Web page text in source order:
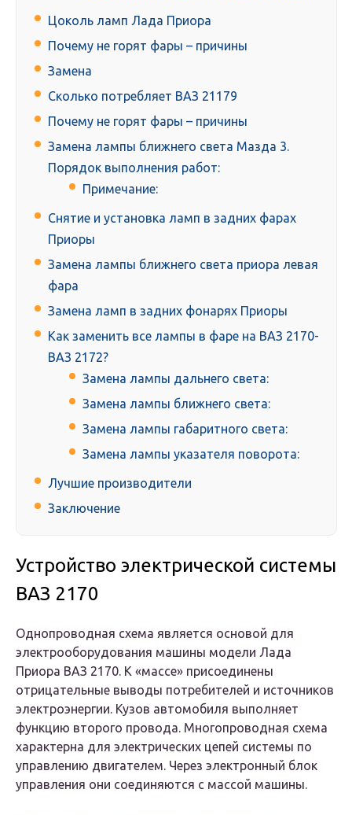
Цоколь ламп Лада Приора
Почему не горят фары – причины
Замена
Сколько потребляет ВАЗ 21179
Почему не горят фары – причины
Замена лампы ближнего света Мазда 3.
Порядок выполнения работ:
Примечание:
Снятие и установка ламп в задних фарах
Приоры
Замена лампы ближнего света приора левая
фара
Замена ламп в задних фонарях Приоры
Как заменить все лампы в фаре на ВАЗ 2170-
ВАЗ 2172?
Замена лампы дальнего света:
Замена лампы ближнего света:
Замена лампы габаритного света:
Замена лампы указателя поворота:
Лучшие производители
Заключение
Устройство электрической системы
ВАЗ 2170
Однопроводная схема является основой для
электрооборудования машины модели Лада
Приора ВАЗ 2170. К «массе» присоединены
отрицательные выводы потребителей и источников
электроэнергии. Кузов автомобиля выполняет
функцию второго провода. Многопроводная схема
характерна для электрических цепей системы по
управлению двигателем. Через электронный блок
управления они соединяются с массой машины.